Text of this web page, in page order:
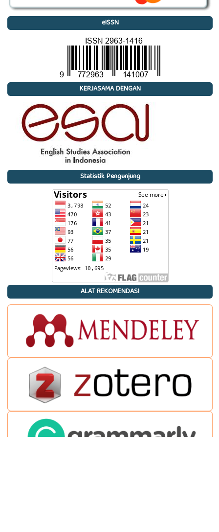
eISSN
KERJASAMA DENGAN
Statistik Pengunjung
ALAT REKOMENDASI